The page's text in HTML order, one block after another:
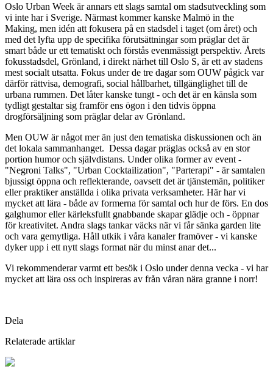
Oslo Urban Week är annars ett slags samtal om stadsutveckling som
vi inte har i Sverige. Närmast kommer kanske Malmö in the
Making, men idén att fokusera på en stadsdel i taget (om året) och
med det lyfta upp de specifika förutsättningar som präglar det är
smart både ur ett tematiskt och förstås evenmässigt perspektiv. Årets
fokusstadsdel, Grönland, i direkt närhet till Oslo S, är ett av stadens
mest socialt utsatta. Fokus under de tre dagar som OUW pågick var
därför rättvisa, demografi, social hållbarhet, tillgänglighet till de
urbana rummen. Det låter kanske tungt - och det är en känsla som
tydligt gestaltar sig framför ens ögon i den tidvis öppna
drogförsäljning som präglar delar av Grönland.
Men OUW är något mer än just den tematiska diskussionen och än
det lokala sammanhanget. Dessa dagar präglas också av en stor
portion humor och självdistans. Under olika former av event -
"Negroni Talks", "Urban Cocktailization", "Parterapi" - är samtalen
bjussigt öppna och reflekterande, oavsett det är tjänstemän, politiker
eller praktiker anställda i olika privata verksamheter. Här har vi
mycket att lära - både av formerna för samtal och hur de förs. En dos
galghumor eller kärleksfullt gnabbande skapar glädje och - öppnar
för kreativitet. Andra slags tankar väcks när vi får sänka garden lite
och vara gemytliga. Håll utkik i våra kanaler framöver - vi kanske
dyker upp i ett nytt slags format när du minst anar det...
Vi rekommenderar varmt ett besök i Oslo under denna vecka - vi har
mycket att lära oss och inspireras av från våran nära granne i norr!
Dela
Relaterade artiklar